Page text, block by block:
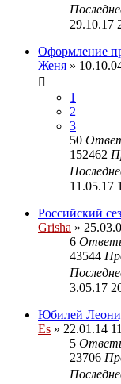
29.10.17
Оформление
Женя »
1
2
3
50
152462
11.05.17
Российский
Grisha »
6
43544
3.05.17
Юбилей
Es » 22.01.14
5
23706